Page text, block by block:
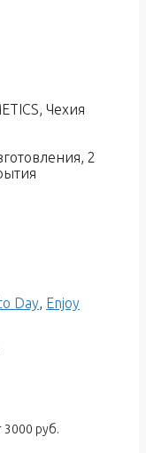
Чехия
2
Day, Enjoy
3000 руб.